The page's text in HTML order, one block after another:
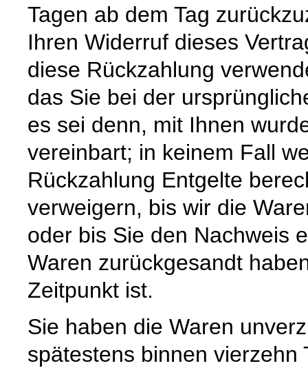
Tagen ab dem Tag
Ihren Widerruf dieses
diese Rückzahlung
das Sie bei der
es sei denn, mit Ihnen
vereinbart; in keinem Fall
Rückzahlung Entgelte
verweigern, bis wir die
oder bis Sie den Nachweis
Waren zurückgesandt
Zeitpunkt ist.
Sie haben die Waren
spätestens binnen vierzehn